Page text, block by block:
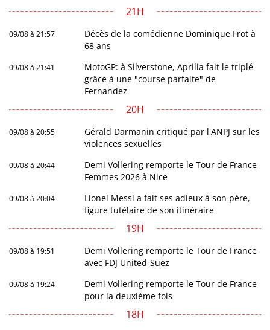
21H
09/08 à 21:57
Décès de la comédienne Dominique Frot à
68 ans
09/08 à 21:41
MotoGP: à Silverstone, Aprilia fait le triplé
grâce à une "course parfaite" de
Fernandez
20H
09/08 à 20:55
Gérald Darmanin critiqué par l'ANPJ sur les
violences sexuelles
09/08 à 20:44
Demi Vollering remporte le Tour de France
Femmes 2026 à Nice
09/08 à 20:04
Lionel Messi a fait ses adieux à son père,
figure tutélaire de son itinéraire
19H
09/08 à 19:51
Demi Vollering remporte le Tour de France
avec FDJ United-Suez
09/08 à 19:24
Demi Vollering remporte le Tour de France
pour la deuxième fois
18H